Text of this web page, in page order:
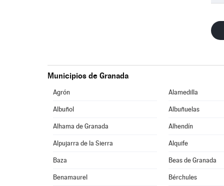
Municipios de Granada
Agrón Alamedilla
Albuñol Albuñuelas
Alhama de Granada Alhendín
Alpujarra de la Sierra Alquife
Baza Beas de Granada
Benamaurel Bérchules